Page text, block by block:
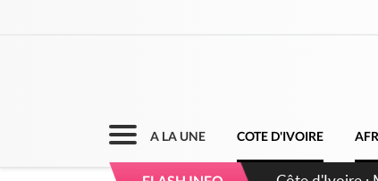
A LA UNE COTE D'IVOIRE